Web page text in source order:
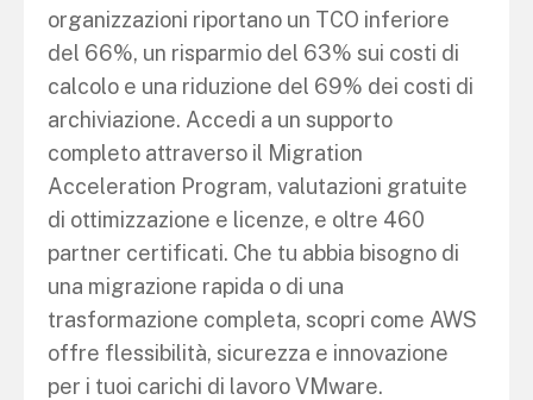
organizzazioni riportano un TCO inferiore
del 66%, un risparmio del 63% sui costi di
calcolo e una riduzione del 69% dei costi di
archiviazione. Accedi a un supporto
completo attraverso il Migration
Acceleration Program, valutazioni gratuite
di ottimizzazione e licenze, e oltre 460
partner certificati. Che tu abbia bisogno di
una migrazione rapida o di una
trasformazione completa, scopri come AWS
offre flessibilità, sicurezza e innovazione
per i tuoi carichi di lavoro VMware.